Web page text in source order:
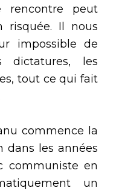
rencontre peut
risquée. Il nous
impossible de
les
tout ce qui fait
commence la
dans les années
communiste en
un